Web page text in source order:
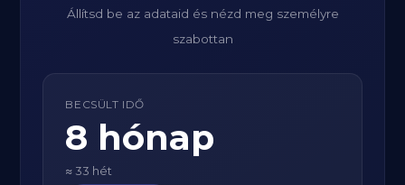
Állítsd be az adataid és nézd meg személyre
szabottan
BECSÜLT IDŐ
8 hónap
≈ 33 hét